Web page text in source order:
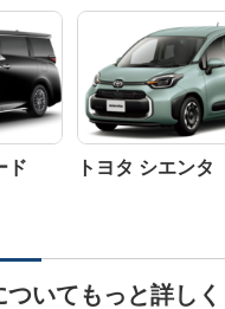
ド トヨタ シエンタ
ついてもっと詳しく